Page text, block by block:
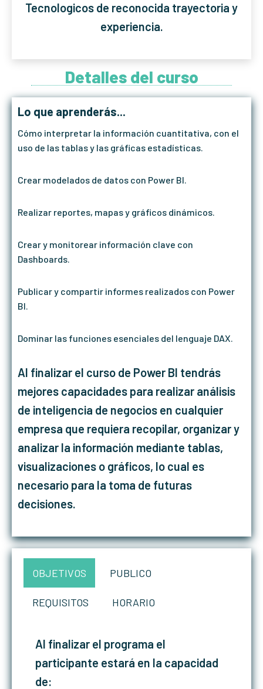
Tecnologicos de reconocida trayectoria y
experiencia.
Detalles del curso
Lo que aprenderás...
Cómo interpretar la información cuantitativa, con el
uso de las tablas y las gráficas estadísticas.
Crear modelados de datos con Power BI.
Realizar reportes, mapas y gráficos dinámicos.
Crear y monitorear información clave con
Dashboards.
Publicar y compartir informes realizados con Power
BI.
Dominar las funciones esenciales del lenguaje DAX.
Al finalizar el curso de Power BI tendrás
mejores capacidades para realizar análisis
de inteligencia de negocios en cualquier
empresa que requiera recopilar, organizar y
analizar la información mediante tablas,
visualizaciones o gráficos, lo cual es
necesario para la toma de futuras
decisiones.
OBJETIVOS PUBLICO
REQUISITOS HORARIO
Al finalizar el programa el
participante estará en la capacidad
de: